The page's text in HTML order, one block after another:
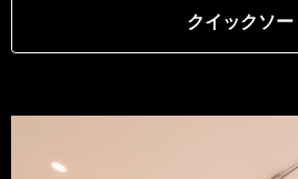
クイックソー